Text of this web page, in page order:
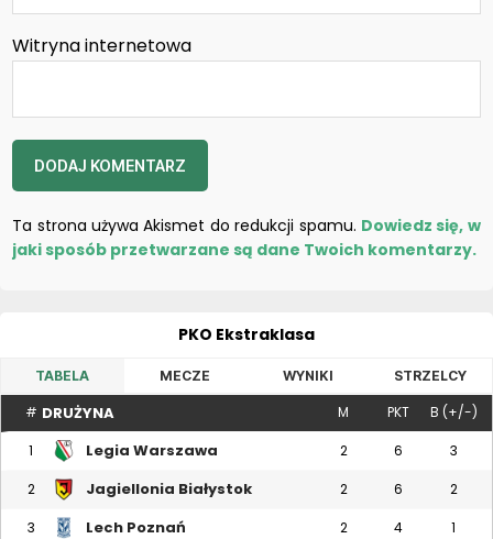
Witryna internetowa
Ta strona używa Akismet do redukcji spamu. Dowiedz się, w
jaki sposób przetwarzane są dane Twoich komentarzy.
PKO Ekstraklasa
TABELA MECZE WYNIKI STRZELCY
# DRUŻYNA M PKT B (+/-)
1 Legia Warszawa 2 6 3
2 Jagiellonia Białystok 2 6 2
3 Lech Poznań 2 4 1